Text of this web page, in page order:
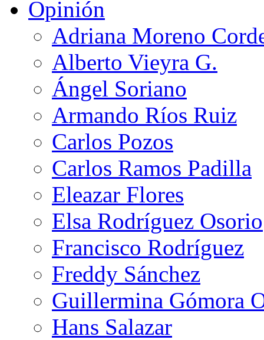
Opinión
Adriana Moreno
Alberto Vieyra G.
Ángel Soriano
Armando Ríos Ruiz
Carlos Pozos
Carlos Ramos Padilla
Eleazar Flores
Elsa Rodríguez Osorio
Francisco Rodríguez
Freddy Sánchez
Guillermina Gómora
Hans Salazar